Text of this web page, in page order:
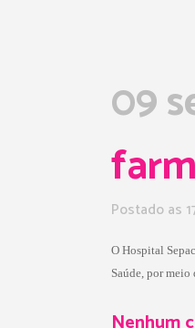
09
Postado as
O Hospital
Saúde, por